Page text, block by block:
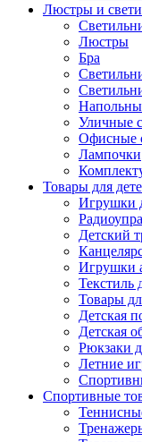
Люстры и
Люстры
Бра
Уличные
Офисные
Лампочки
Товары для
Игрушки
Детский
Игрушки
Текстиль
Товары
Детская
Детская
Рюкзаки
Летние
Спортивные